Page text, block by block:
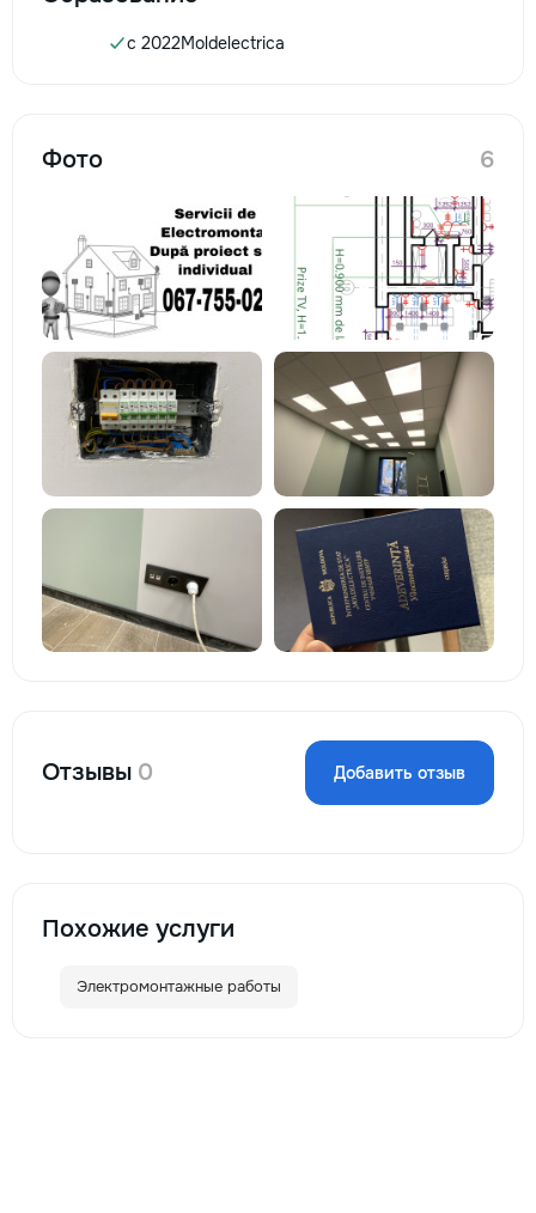
c 2022Moldelectrica
Фото 6
Отзывы 0 Добавить отзыв
Похожие услуги
Электромонтажные работы